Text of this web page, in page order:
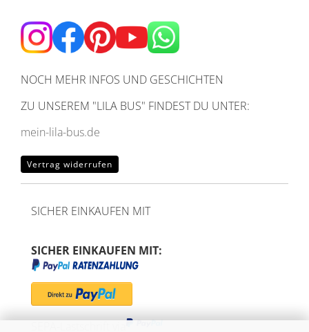
NOCH MEHR INFOS UND GESCHICHTEN
ZU UNSEREM "LILA BUS" FINDEST DU UNTER:
mein-lila-bus.de
Vertrag widerrufen
SICHER EINKAUFEN MIT
SICHER EINKAUFEN MIT: